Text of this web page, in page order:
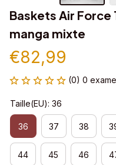
Baskets Air Force
manga mixte
€82,99
(0) 0
Taille(EU): 36
36 37 38
44 45 46